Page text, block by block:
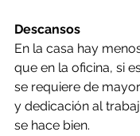
Descansos
En la casa hay
que en la oficina, si
se requiere de
y dedicación al
se hace bien.